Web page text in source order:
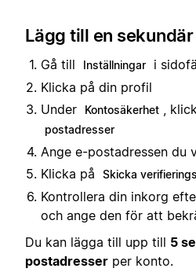
Lägg till en
Gå till Inställningar
i
Klicka på din profil
Under
Kontosäkerhet ,
postadresser
Ange e-postadressen du
Klicka på
Skicka
Kontrollera din inkorg
och ange den för att
Du kan lägga till upp till 5
postadresser per konto.